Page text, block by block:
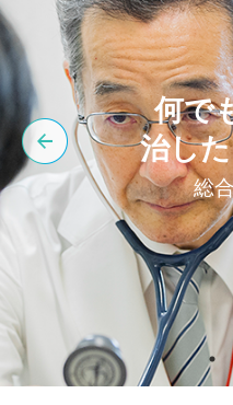
何で
治し
総